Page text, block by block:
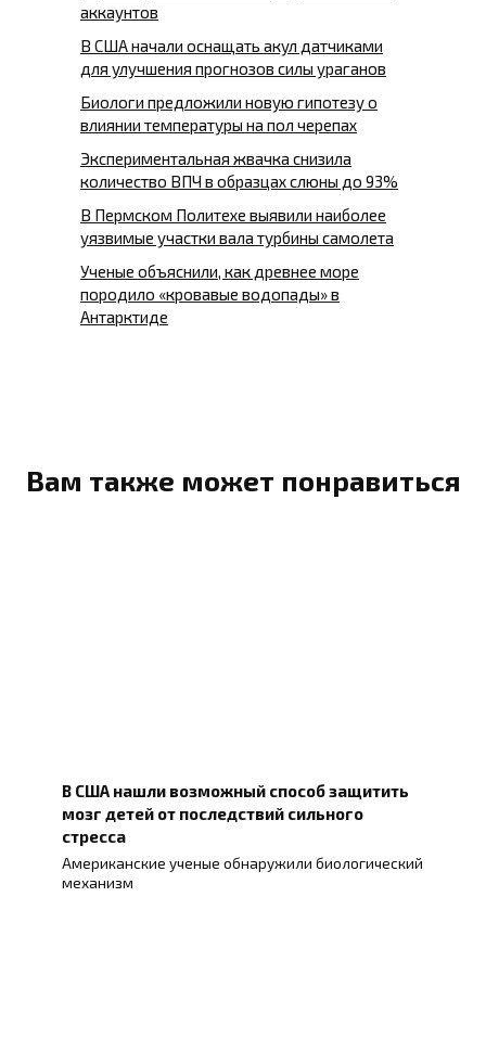
аккаунтов
В США начали оснащать акул датчиками
для улучшения прогнозов силы ураганов
Биологи предложили новую гипотезу о
влиянии температуры на пол черепах
Экспериментальная жвачка снизила
количество ВПЧ в образцах слюны до 93%
В Пермском Политехе выявили наиболее
уязвимые участки вала турбины самолета
Ученые объяснили, как древнее море
породило «кровавые водопады» в
Антарктиде
Вам также может понравиться
В США нашли возможный способ защитить
мозг детей от последствий сильного
стресса
Американские ученые обнаружили биологический
механизм